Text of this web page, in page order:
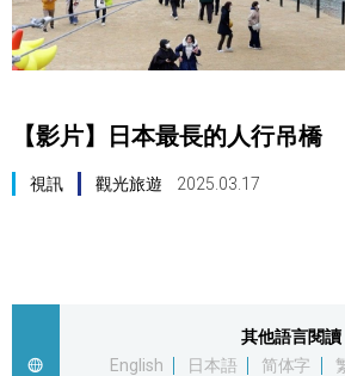
新聞
日本指南
更多
【影片】日本最長的人行吊橋
視訊 觀光旅遊 2025.03.17
其他語言閱讀
English
日本語 简体字